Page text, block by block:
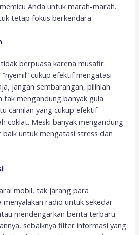
Anda untuk marah-marah.
tetap fokus berkendara.
berpuasa karena musafir.
cukup efektif mengatasi
jangan sembarangan, pilihlah
tak mengandung banyak gula
camilan yang cukup efektif
coklat. Meski banyak mengandung
baik untuk mengatasi stress dan
mobil, tak jarang para
radio untuk sekedar
mendengarkan berita terbaru.
sebaiknya filter informasi yang